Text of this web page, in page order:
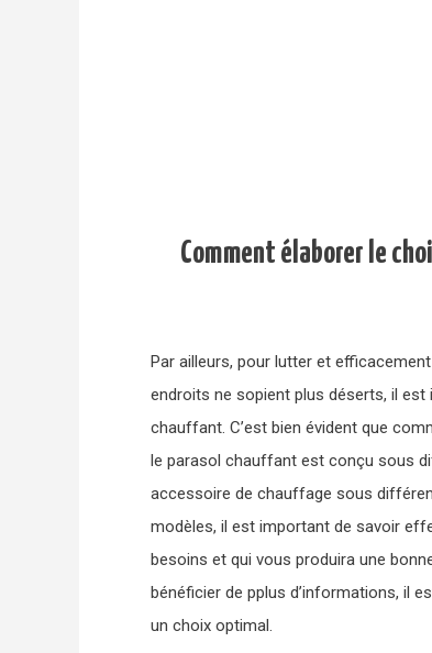
Comment élaborer le
Par ailleurs, pour lutter et
endroits ne sopient plus déserts, il
chauffant. C’est bien évident que
le parasol chauffant est conçu sous
accessoire de chauffage sous
modèles, il est important de savoir
besoins et qui vous produira une
bénéficier de pplus d’informations, il
un choix optimal.